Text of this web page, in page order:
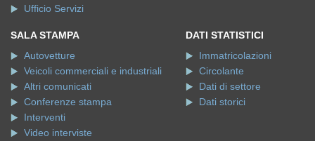
Ufficio Servizi
SALA STAMPA
Autovetture
Veicoli commerciali e industriali
Altri comunicati
Conferenze stampa
Interventi
Video interviste
DATI STATISTICI
Immatricolazioni
Circolante
Dati di settore
Dati storici